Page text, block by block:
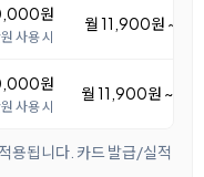
원
사용 시
월 11,900원 ~
원
사용 시
월 11,900원 ~
용됩니다. 카드 발급/실적